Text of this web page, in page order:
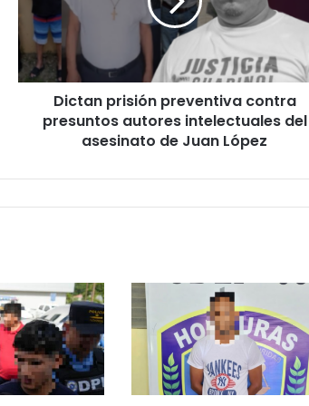
presuntos
autores
intelectuales
del
asesinato
Juan
Dictan prisión preventiva contra
presuntos autores intelectuales del
asesinato de Juan López